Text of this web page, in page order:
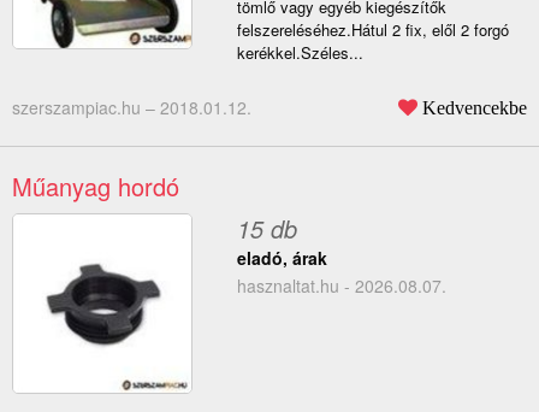
tömlő vagy egyéb kiegészítők
felszereléséhez.Hátul 2 fix, elől 2 forgó
kerékkel.Széles...
szerszampiac.hu – 2018.01.12. Kedvencekbe
Műanyag hordó
15 db
eladó, árak
hasznaltat.hu - 2026.08.07.